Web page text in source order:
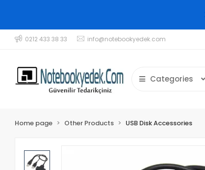
0212 433 38 33 info@notebookyedek.com
Categories
Home page Other Products USB Disk Accessories